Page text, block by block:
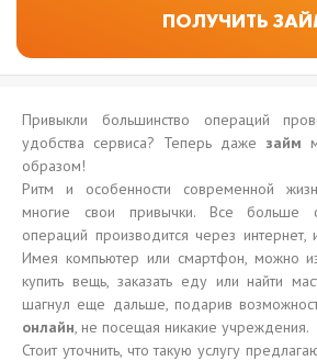
Привыкли большинство операций
удобства сервиса? Теперь даже займ
образом!
Ритм и особенности современной
многие свои привычки. Все больше
операций производится через интернет,
Имея компьютер или смартфон, можно
купить вещь, заказать еду или найти
шагнул еще дальше, подарив
онлайн, не посещая никакие учреждения.
Стоит уточнить, что такую услугу